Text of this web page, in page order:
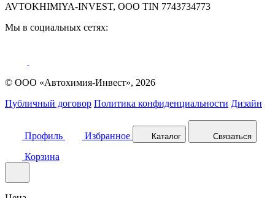
AVTOKHIMIYA-INVEST, OOO TIN 7743734773
Мы в социальных сетях:
© ООО «Автохимия-Инвест», 2026
Публичный договор Политика конфиденциальности Дизайн
Профиль Избранное Каталог Связаться
Корзина